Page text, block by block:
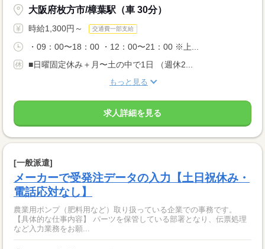
大阪府枚方市/樟葉駅（車 30分）
時給1,300円～ 交通費一部支給
・09：00〜18：00 ・12：00〜21：00 ※上...
■日曜固定休み＋月〜土の中で1日 （週休2...
もっと見る
求人詳細を見る
[一般派遣]
メーカーで受発注データの入力【土日祝休み・
電話応対なし】
農業用ポンプ（肥料用など）取り扱っている企業での事務です。
【具体的な仕事内容】 パーツを保管している部署となり、伝票処理
など入力業務をお願...